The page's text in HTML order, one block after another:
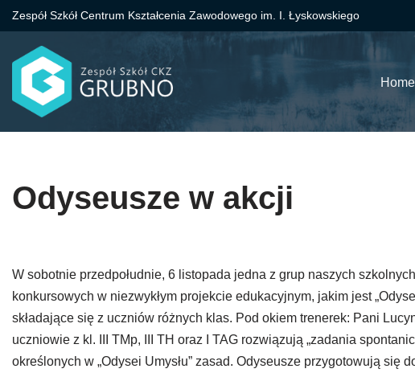
Przejdź
do
treści
Zespół Szkół Centrum Kształcenia Zawodowego im. I. Łyskowskiego
Home
Odyseusze w akcji
W sobotnie przedpołudnie, 6 listopada jedna z grup naszych
konkursowych w niezwykłym projekcie edukacyjnym, jakim jest
składające się z uczniów różnych klas. Pod okiem trenerek: Pani
uczniowie z kl. III TMp, III TH oraz I TAG rozwiązują „zadania
określonych w „Odysei Umysłu” zasad. Odyseusze przygotowują się